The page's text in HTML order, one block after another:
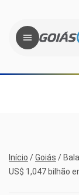
Início /Goiás /
US$ 1,047 bilhão